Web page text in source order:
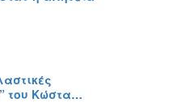
του Κώστα…